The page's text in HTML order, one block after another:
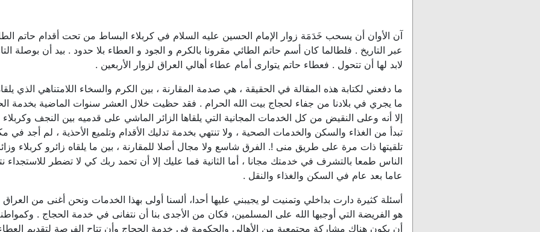
آن الأوان أن يسحب خَدَمَة زوار الإمام الحسين عليه السلام في كربلاء البساط من تحت أقدام حاتم
عبر التاريخ . فلطالما كان أسم حاتم الطائي مقرونا بالكرم و الجود و العطاء بلا حدود . بيد أن بوصلة
لابد لها أن تتحول . فعطاء حاتم يتوارى أمام عطاء أهالي العراق لزوار الأربعين .
ما دفعني لكتابة هذه المقالة في الحقيقة ، هي صدمة المقارنة ، بين الكرم والسخاء اللامتناهي الذي
ما يجري في بلادنا من جفاء لحجاج بيت الله الحرام . فقد حظيت خلال العشر سنوات الماضية بخدمة
إلا أنه وعلى النقيض من كل الخدمات المجانية التي يلقاها الزائر الماشي على قدميه بين النجف وكربلاء
تبدأ من الغذاء والسكن والخدمات الصحية ، ولا تنتهي بخدمة تدليك الأقدام وتلميع الأحذية ، لم أجد
تلقيتها ذات مرة على طريق منى !. الفرق شاسع ولا مجال أصلا للمقارنة ، بين ما يلقاه زائرو كربلاء
الناس طمعا بالتشرف في خدمتك مجانا ، أما الثانية فما عليك إلا أن تحمد ربك كي لا تضطر للاستجداء
عاما بعد عام في السكن والغذاء والنقل .
أسئلة كثيرة دارت بداخلي وتمنيت لو يجيبني عليها أحدا، ألسنا أولى بهذا الخدمات ونحن أغنى من
هو الفريضة التي أوجبها الله على المسلمين، فكان من الأجدى بنا أن نتفانى في خدمة الحجاج .
أن يكون هناك مشاركة مجتمعية من الأهالي والحكومة في خدمة الحجاج وأن تتاح الفرصة لتقديم